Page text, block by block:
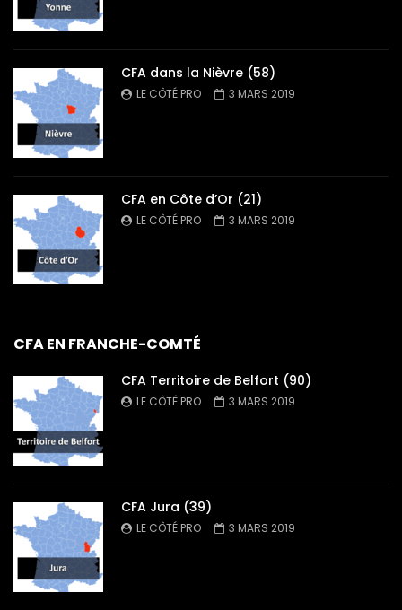
CFA dans la Nièvre (58)
LE CÔTÉ PRO 3 MARS 2019
CFA en Côte d’Or (21)
LE CÔTÉ PRO 3 MARS 2019
CFA EN FRANCHE-COMTÉ
CFA Territoire de Belfort (90)
LE CÔTÉ PRO 3 MARS 2019
CFA Jura (39)
LE CÔTÉ PRO 3 MARS 2019